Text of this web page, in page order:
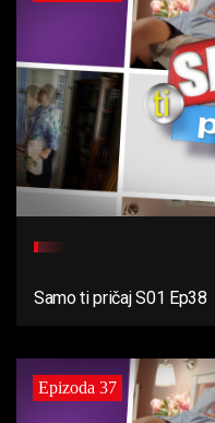
Samo ti pričaj S01 Ep38
Epizoda 37